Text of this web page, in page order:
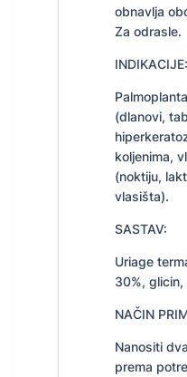
obnavlja
Za odrasle.
INDIKACIJE:
(dlanovi,
koljenima,
(noktiju,
vlasišta).
SASTAV:
Uriage
30%,
NAČIN
Nanositi
prema